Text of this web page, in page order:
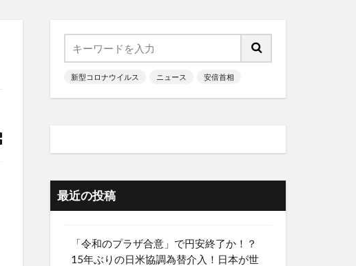
新型コロナウイルス ニュース 安倍首相
最近の投稿
「令和のプラザ合意」で円安終了か！？
15年ぶりの日米協調為替介入！日本が世